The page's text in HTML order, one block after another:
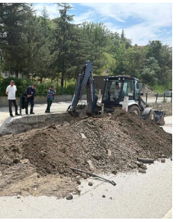
Tokat
Trabzon
Tunceli
Şanlıurfa
Uşak
Van
Yozgat
Zonguldak